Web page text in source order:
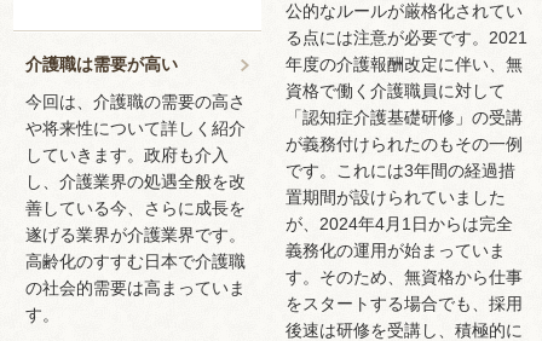
介護職は需要が高い
今回は、介護職の需要の高さ
や将来性について詳しく紹介
していきます。政府も介入
し、介護業界の処遇全般を改
善している今、さらに成長を
遂げる業界が介護業界です。
高齢化のすすむ日本で介護職
の社会的需要は高まっていま
す。
公的なルールが厳格化されてい
る点には注意が必要です。2021
年度の介護報酬改定に伴い、無
資格で働く介護職員に対して
「認知症介護基礎研修」の受講
が義務付けられたのもその一例
です。これには3年間の経過措
置期間が設けられていました
が、2024年4月1日からは完全
義務化の運用が始まっていま
す。そのため、無資格から仕事
をスタートする場合でも、採用
後速は研修を受講し、積極的に